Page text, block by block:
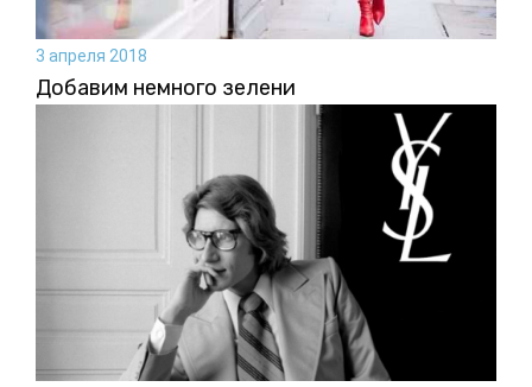
3 апреля 2018
Добавим немного зелени